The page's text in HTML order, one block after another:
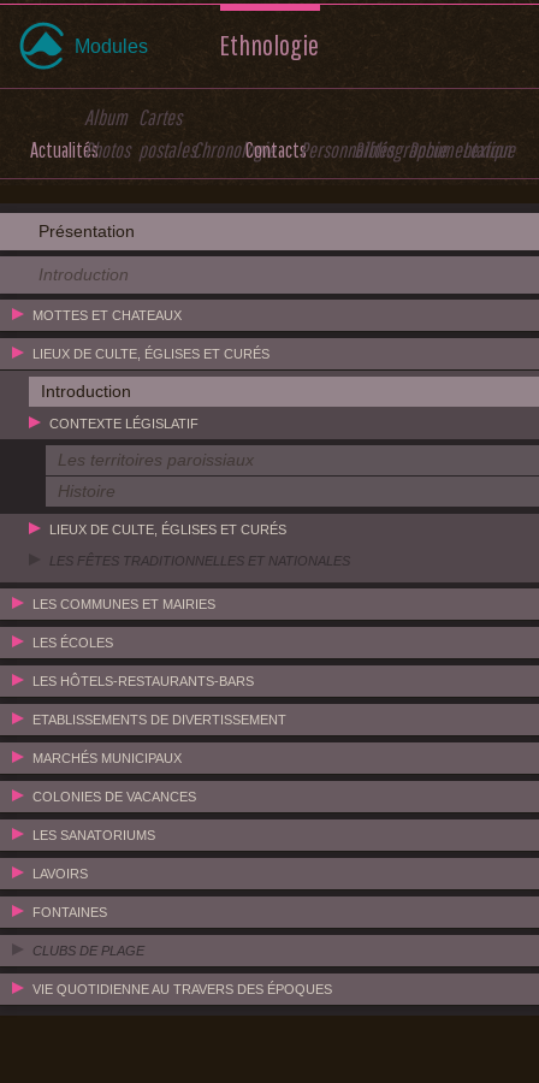
Modules Ethnologie
Actualités
Album
Photos
Cartes
postalesChronologieContactsPersonnalitésBibliographieDocumentation
Lexique
Présentation
Introduction
MOTTES ET CHATEAUX
LIEUX DE CULTE, ÉGLISES ET CURÉS
Introduction
CONTEXTE LÉGISLATIF
Les territoires paroissiaux
Histoire
LIEUX DE CULTE, ÉGLISES ET CURÉS
LES FÊTES TRADITIONNELLES ET NATIONALES
LES COMMUNES ET MAIRIES
LES ÉCOLES
LES HÔTELS-RESTAURANTS-BARS
ETABLISSEMENTS DE DIVERTISSEMENT
MARCHÉS MUNICIPAUX
COLONIES DE VACANCES
LES SANATORIUMS
LAVOIRS
FONTAINES
CLUBS DE PLAGE
VIE QUOTIDIENNE AU TRAVERS DES ÉPOQUES